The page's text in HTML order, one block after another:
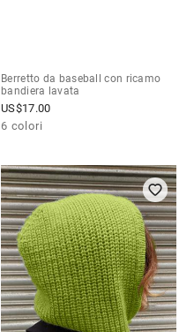
Berretto da baseball con ricamo
bandiera lavata
US$17.00
6 colori